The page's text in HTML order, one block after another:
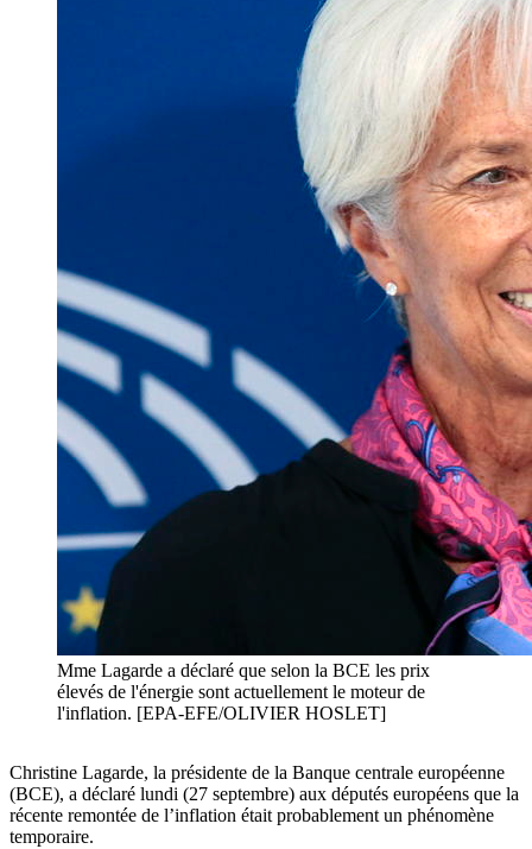
Mme Lagarde a déclaré que selon la BCE les prix
élevés de l'énergie sont actuellement le moteur de
l'inflation. [EPA-EFE/OLIVIER HOSLET]
Christine Lagarde, la présidente de la Banque centrale européenne
(BCE), a déclaré lundi (27 septembre) aux députés européens que la
récente remontée de l’inflation était probablement un phénomène
temporaire.